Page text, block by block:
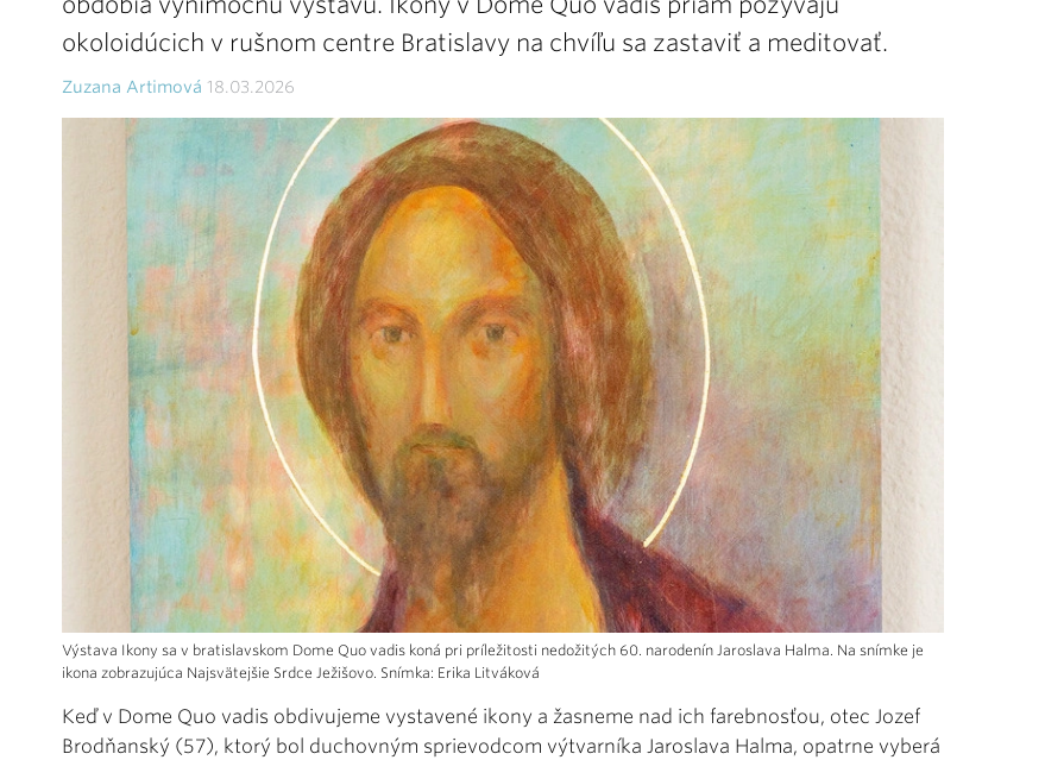
okoloidúcich v rušnom centre Bratislavy na chvíľu sa zastaviť a meditovať.
Zuzana Artimová 18.03.2026
Výstava Ikony sa v bratislavskom Dome Quo vadis koná pri príležitosti nedožitých 60. narodenín Jaroslava Halma. Na snímke je
ikona zobrazujúca Najsvätejšie Srdce Ježišovo. Snímka: Erika Litváková
Keď v Dome Quo vadis obdivujeme vystavené ikony a žasneme nad ich farebnosťou, otec Jozef
Brodňanský (57), ktorý bol duchovným sprievodcom výtvarníka Jaroslava Halma, opatrne vyberá